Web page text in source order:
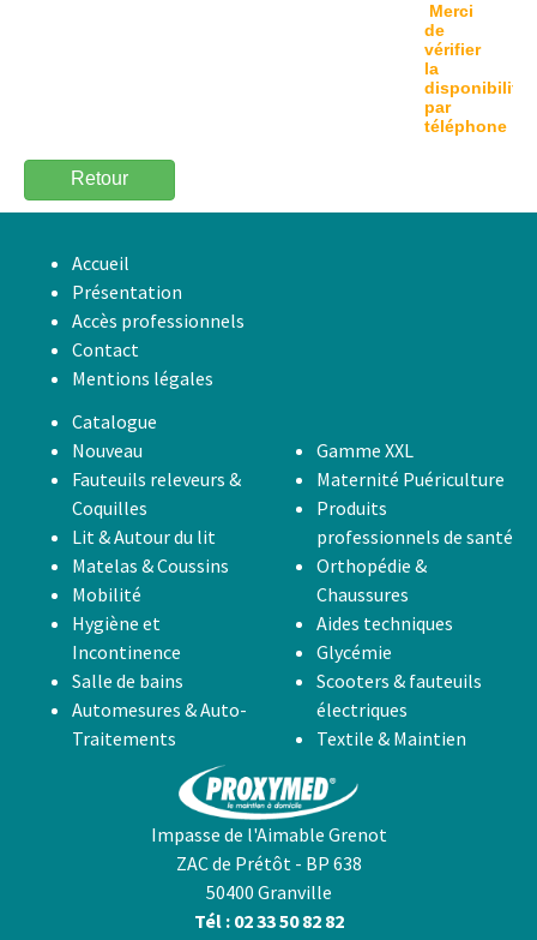
Merci
de
vérifier
la
disponibilité
par
téléphone
Retour
Accueil
Présentation
Accès professionnels
Contact
Mentions légales
Catalogue
Nouveau
Fauteuils releveurs &
Coquilles
Lit & Autour du lit
Matelas & Coussins
Mobilité
Hygiène et
Incontinence
Salle de bains
Automesures & Auto-
Traitements
Gamme XXL
Maternité Puériculture
Produits
professionnels de santé
Orthopédie &
Chaussures
Aides techniques
Glycémie
Scooters & fauteuils
électriques
Textile & Maintien
Impasse de l'Aimable Grenot
ZAC de Prétôt - BP 638
50400 Granville
Tél : 02 33 50 82 82